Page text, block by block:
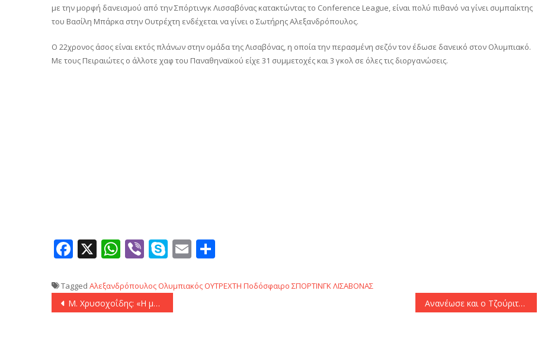
με την μορφή δανεισμού από την Σπόρτινγκ Λισσαβόνας κατακτώντας το Conference League, είναι πολύ πιθανό να γίνει συμπαίκτης
του Βασίλη Μπάρκα στην Ουτρέχτη ενδέχεται να γίνει ο Σωτήρης Αλεξανδρόπουλος.
Ο 22χρονος άσος είναι εκτός πλάνων στην ομάδα της Λισαβόνας, η οποία την περασμένη σεζόν τον έδωσε δανεικό στον Ολυμπιακό.
Με τους Πειραιώτες ο άλλοτε χαφ του Παναθηναϊκού είχε 31 συμμετοχές και 3 γκολ σε όλες τις διοργανώσεις.
Facebook
X WhatsApp
ViberSkype
Email
Tagged Αλεξανδρόπουλος Ολυμπιακός ΟΥΤΡΕΧΤΗ Ποδόσφαιρο ΣΠΟΡΤΙΝΓΚ ΛΙΣΑΒΟΝΑΣ
Πλοήγηση
Μ. Χρυσοχοΐδης: «Η μηδενική ανοχή στο οργανωμένο έγκλημα αποτελεί δέσμευσή μας» Ανανέωσε και ο Τζούριτς με τον Ολυμπιακό